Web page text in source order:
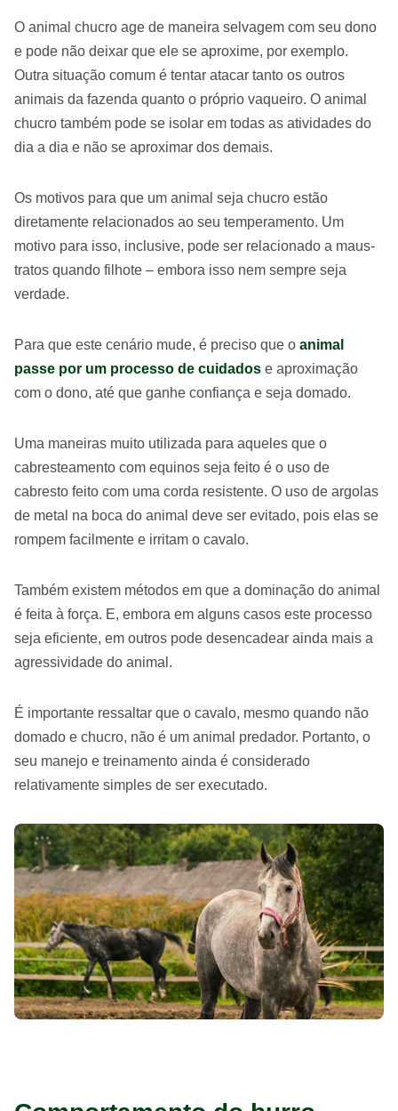
O animal chucro age de maneira selvagem com seu dono
e pode não deixar que ele se aproxime, por exemplo.
Outra situação comum é tentar atacar tanto os outros
animais da fazenda quanto o próprio vaqueiro. O animal
chucro também pode se isolar em todas as atividades do
dia a dia e não se aproximar dos demais.
Os motivos para que um animal seja chucro estão
diretamente relacionados ao seu temperamento. Um
motivo para isso, inclusive, pode ser relacionado a maus-
tratos quando filhote – embora isso nem sempre seja
verdade.
Para que este cenário mude, é preciso que o animal
passe por um processo de cuidados e aproximação
com o dono, até que ganhe confiança e seja domado.
Uma maneiras muito utilizada para aqueles que o
cabresteamento com equinos seja feito é o uso de
cabresto feito com uma corda resistente. O uso de argolas
de metal na boca do animal deve ser evitado, pois elas se
rompem facilmente e irritam o cavalo.
Também existem métodos em que a dominação do animal
é feita à força. E, embora em alguns casos este processo
seja eficiente, em outros pode desencadear ainda mais a
agressividade do animal.
É importante ressaltar que o cavalo, mesmo quando não
domado e chucro, não é um animal predador. Portanto, o
seu manejo e treinamento ainda é considerado
relativamente simples de ser executado.